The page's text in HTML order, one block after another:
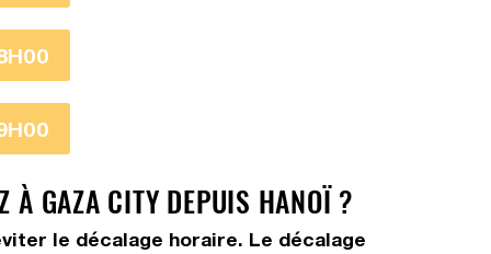
À GAZA CITY DEPUIS HANOÏ ?
le décalage horaire. Le décalage